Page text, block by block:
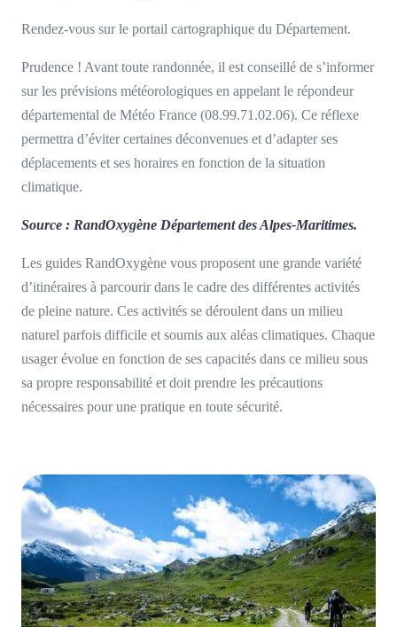
Rendez-vous sur le portail cartographique du Département.
Prudence ! Avant toute randonnée, il est conseillé de s’informer
sur les prévisions météorologiques en appelant le répondeur
départemental de Météo France (08.99.71.02.06). Ce réflexe
permettra d’éviter certaines déconvenues et d’adapter ses
déplacements et ses horaires en fonction de la situation
climatique.
Source : RandOxygène Département des Alpes-Maritimes.
Les guides RandOxygène vous proposent une grande variété
d’itinéraires à parcourir dans le cadre des différentes activités
de pleine nature. Ces activités se déroulent dans un milieu
naturel parfois difficile et soumis aux aléas climatiques. Chaque
usager évolue en fonction de ses capacités dans ce milieu sous
sa propre responsabilité et doit prendre les précautions
nécessaires pour une pratique en toute sécurité.